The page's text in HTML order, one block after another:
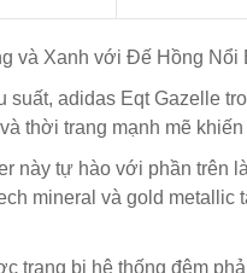
và Xanh với Đế Hồng Nổi
adidas Eqt Gazelle
thời trang mạnh mẽ
này tự hào với phần
mineral và gold
trang bị hệ thống đệm